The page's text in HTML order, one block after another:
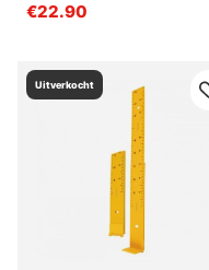
€22.90
Uitverkocht